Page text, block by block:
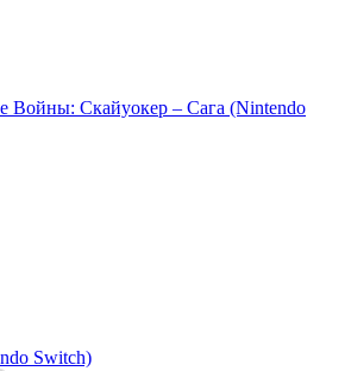
Войны: Скайуокер – Сага (Nintendo
Switch)